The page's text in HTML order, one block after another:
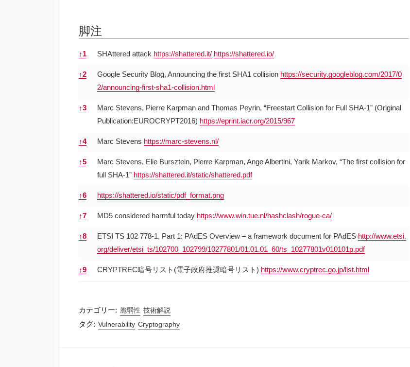
脚注
脚注
↑1 SHAttered attack https://shattered.it/ https://shattered.io/
↑2 Google Security Blog, Announcing the first SHA1 collision https://security.googleblog.com/2017/0
2/announcing-first-sha1-collision.html
↑3
Marc Stevens, Pierre Karpman and Thomas Peyrin, “Freestart Collision for Full SHA-1” (Original
Publication:EUROCRYPT2016) https://eprint.iacr.org/2015/967
↑4 Marc Stevens https://marc-stevens.nl/
↑5
Marc Stevens, Elie Bursztein, Pierre Karpman, Ange Albertini, Yarik Markov, “The first collision for
full SHA-1” https://shattered.it/static/shattered.pdf
↑6 https://shattered.io/static/pdf_format.png
↑7 MD5 considered harmful today https://www.win.tue.nl/hashclash/rogue-ca/
↑8 ETSI TS 102 778-1, Part 1: PAdES Overview – a framework document for PAdES http://www.etsi.
org/deliver/etsi_ts/102700_102799/10277801/01.01.01_60/ts_10277801v010101p.pdf
↑9 CRYPTREC暗号リスト(電子政府推奨暗号リスト) https://www.cryptrec.go.jp/list.html
カテゴリー: 脆弱性 技術解説
タグ: Vulnerability Cryptography